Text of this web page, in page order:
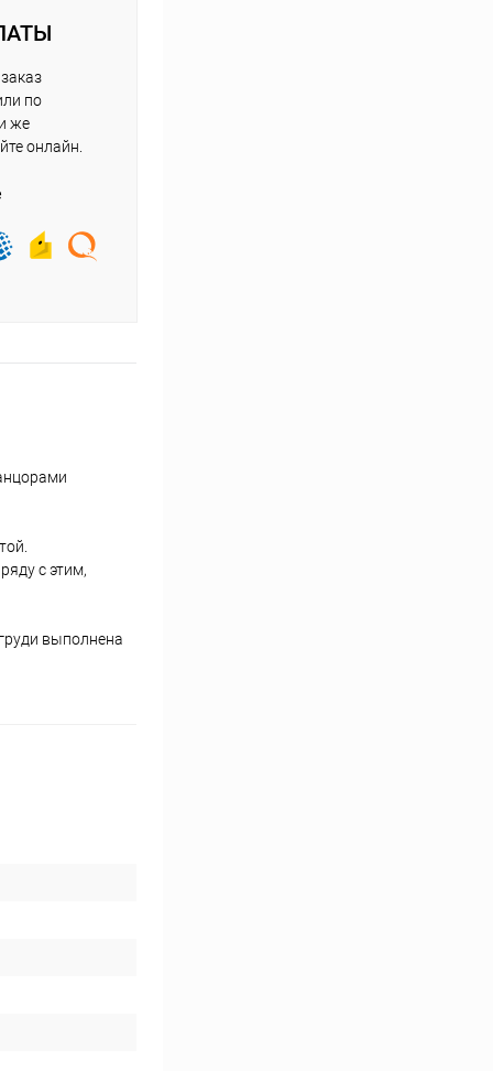
по
же
онлайн.
с этим,
выполнена